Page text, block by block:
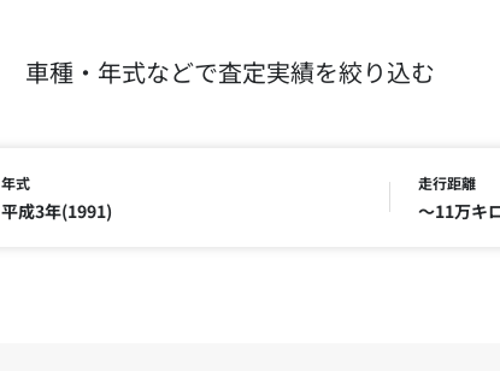
車種・年式などで査定実績を絞り込む
年式
平成3年(1991)
走行距離
～11万キ